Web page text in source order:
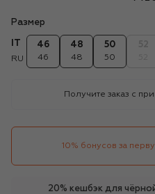
Размер
RU
46
46
48
48
50
50
Получите заказ с
10% бонусов за
20% кешбэк для